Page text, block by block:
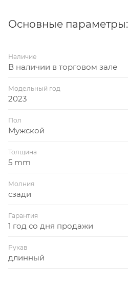
Основные параметры:
Наличие
В наличии в торговом зале
Модельный год
2023
Пол
Мужской
Толщина
5 mm
Молния
сзади
Гарантия
1 год со дня продажи
Рукав
длинный